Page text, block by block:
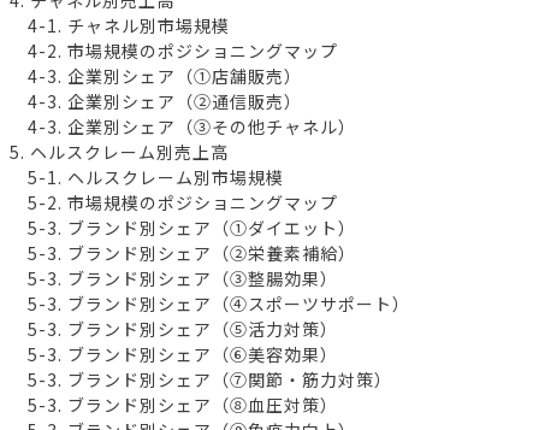
4-1. チャネル別市場規模
4-2. 市場規模のポジショニングマップ
4-3. 企業別シェア（①店舗販売）
4-3. 企業別シェア（②通信販売）
4-3. 企業別シェア（③その他チャネル）
5. ヘルスクレーム別売上高
5-1. ヘルスクレーム別市場規模
5-2. 市場規模のポジショニングマップ
5-3. ブランド別シェア（①ダイエット）
5-3. ブランド別シェア（②栄養素補給）
5-3. ブランド別シェア（③整腸効果）
5-3. ブランド別シェア（④スポーツサポート）
5-3. ブランド別シェア（⑤活力対策）
5-3. ブランド別シェア（⑥美容効果）
5-3. ブランド別シェア（⑦関節・筋力対策）
5-3. ブランド別シェア（⑧血圧対策）